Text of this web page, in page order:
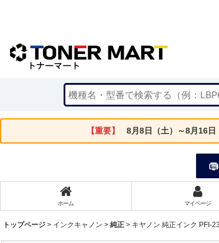
【重要】 8月8日（土）～8月16日
ホーム マイページ
トップページ > インクキャノン > 純正 > キヤノン 純正インク PFI-